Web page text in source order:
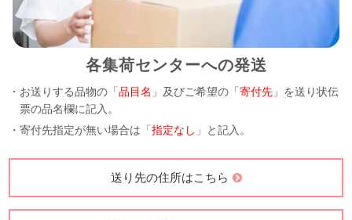
各集荷センターへの発送
・お送りする品物の「品目名 」及びご希望の「寄付先 」を送り状伝
票の品名欄に記入。
・寄付先指定が無い場合は「指定なし 」と記入。
送り先の住所はこちら